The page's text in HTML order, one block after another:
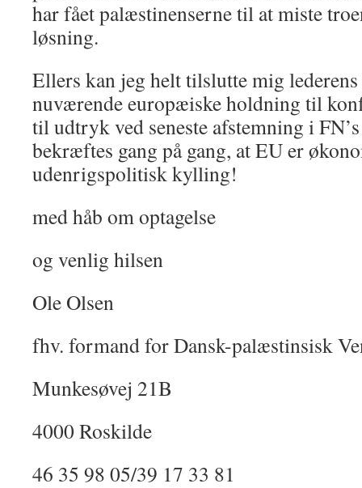
har fået palæstinenserne til at miste
løsning.
Ellers kan jeg helt tilslutte mig
nuværende europæiske holdning til
til udtryk ved seneste afstemning i
bekræftes gang på gang, at EU er
udenrigspolitisk kylling!
med håb om optagelse
og venlig hilsen
Ole Olsen
fhv. formand for Dansk-palæstinsisk
Munkesøvej 21B
4000 Roskilde
46 35 98 05/39 17 33 81